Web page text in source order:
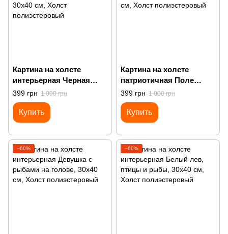
Картина на холсте
интерьерная Черная
статуя женщины в
золотой маске
399 грн 1 000 грн
Купить
Картина на холсте
патриотичная Поле
подсолнухов и небо
399 грн 1 000 грн
Купить
−60% −60%